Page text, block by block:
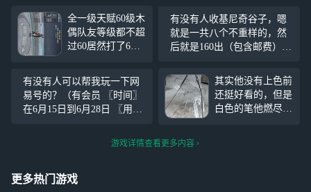
全一级天赋60级木
偶队友等级都不超
过60居然打了6w
0精通的迪卢克烈
绽放总伤都比这少
2w……（39级的
萌新号）
有没有人收基尼奇谷子，嗯
就是一共八个不重样的，然
后就是160出（包含邮费），
要的老师直接留一下自己的
微信（q我不常用的），我不
知道为什么就是没办法回复
评论。所以直接留联系方
有没有人可以帮我玩一下网
易号的？（有会员 〖时间〗
在6月15日到6月28日 〖用户
其实他没有上色前
还挺好看的，但是
白色的笔他燃尽
游戏详情查看更多内容
更多热门游戏